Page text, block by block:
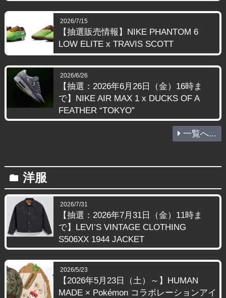
2026/7/15
【抽選販売情報】NIKE PHANTOM 6
LOW ELITE x TRAVIS SCOTT
2026/6/26
【抽選：2026年6月26日（金）16時ま
で】NIKE AIR MAX 1 x DUCKS OF A
FEATHER “TOKYO”
一覧へ...
folder 洋服
2026/7/31
【抽選：2026年7月31日（金）11時ま
で】LEVI’S VINTAGE CLOTHING
S506XX 1944 JACKET
2026/5/23
【2026年5月23日（土）～】HUMAN
MADE × Pokémon コラボレーションアイ